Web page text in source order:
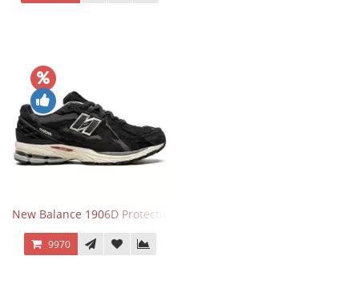
New Balance 1906D Protection Pack Black черные
9970